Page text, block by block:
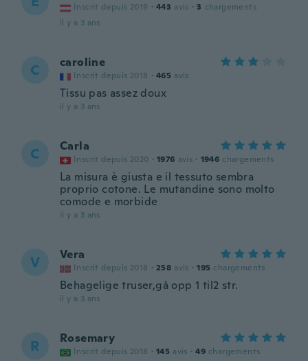
Inscrit depuis 2019 · 443 avis · 3 chargements
il y a 3 ans
C caroline
Inscrit depuis 2018 · 465 avis
Tissu pas assez doux
il y a 3 ans
C Carla
Inscrit depuis 2020 · 1976 avis · 1946 chargements
La misura è giusta e il tessuto sembra
proprio cotone. Le mutandine sono molto
comode e morbide
il y a 3 ans
V Vera
Inscrit depuis 2018 · 258 avis · 195 chargements
Behagelige truser,gå opp 1 til2 str.
il y a 3 ans
R Rosemary
Inscrit depuis 2018 · 145 avis · 49 chargements